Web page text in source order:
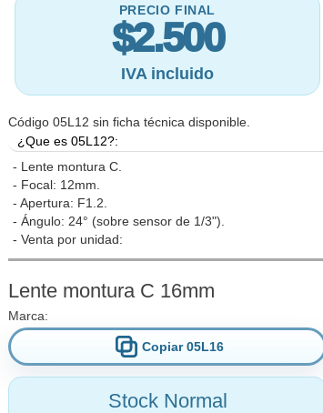
PRECIO FINAL
$2.500
IVA incluido
Código 05L12 sin ficha técnica disponible.
¿Que es 05L12?:
- Lente montura C.
- Focal: 12mm.
- Apertura: F1.2.
- Ángulo: 24° (sobre sensor de 1/3").
- Venta por unidad:
Lente montura C 16mm
Marca:
Copiar 05L16
Stock Normal